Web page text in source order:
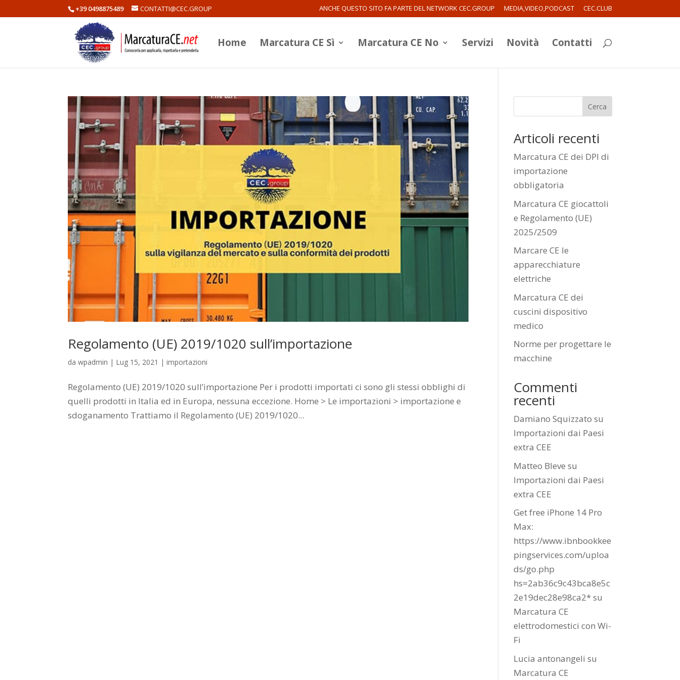
+39 0498875489 CONTATTI@CEC.GROUP ANCHE QUESTO SITO FA PARTE DEL NETWORK CEC.GROUP MEDIA,VIDEO,PODCAST CEC.CLUB
Home Marcatura CE Sì Marcatura CE No Servizi Novità Contatti
Regolamento (UE) 2019/1020 sull’importazione
dawpadmin | Lug 15, 2021 |importazioni
Regolamento (UE) 2019/1020 sull’importazione Per i prodotti importati ci sono gli stessi obblighi di
quelli prodotti in Italia ed in Europa, nessuna eccezione. Home > Le importazioni > importazione e
sdoganamento Trattiamo il Regolamento (UE) 2019/1020...
Cerca
Articoli recenti
Marcatura CE dei DPI di
importazione
obbligatoria
Marcatura CE giocattoli
e Regolamento (UE)
2025/2509
Marcare CE le
apparecchiature
elettriche
Marcatura CE dei
cuscini dispositivo
medico
Norme per progettare le
macchine
Commenti
recenti
Damiano Squizzato su
Importazioni dai Paesi
extra CEE
Matteo Bleve su
Importazioni dai Paesi
extra CEE
Get free iPhone 14 Pro
Max:
https://www.ibnbookkee
pingservices.com/uploa
ds/go.php
hs=2ab36c9c43bca8e5c
2e19dec28e98ca2*su
Marcatura CE
elettrodomestici con Wi-
Fi
Lucia antonangeli su
Marcatura CE